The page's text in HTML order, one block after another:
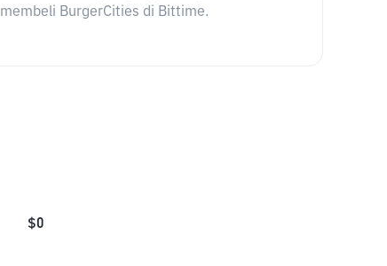
membeli BurgerCities di Bittime.
$0